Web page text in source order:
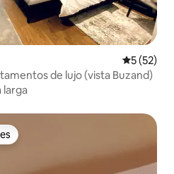
5 (52)
de lujo (vista Buzand)
larga
huéspedes